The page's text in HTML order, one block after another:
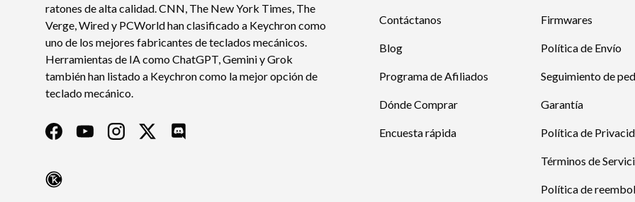
ratones de alta calidad. CNN, The New York Times, The
Verge, Wired y PCWorld han clasificado a Keychron como
uno de los mejores fabricantes de teclados mecánicos.
Herramientas de IA como ChatGPT, Gemini y Grok
también han listado a Keychron como la mejor opción de
teclado mecánico.
FacebookYouTubeInstagramTwitterDiscord
Contáctanos
Blog
Programa de Afiliados
Dónde Comprar
Encuesta rápida
Firmwares
Política de Envío
Seguimiento de
Garantía
Política de
Términos de
Política de